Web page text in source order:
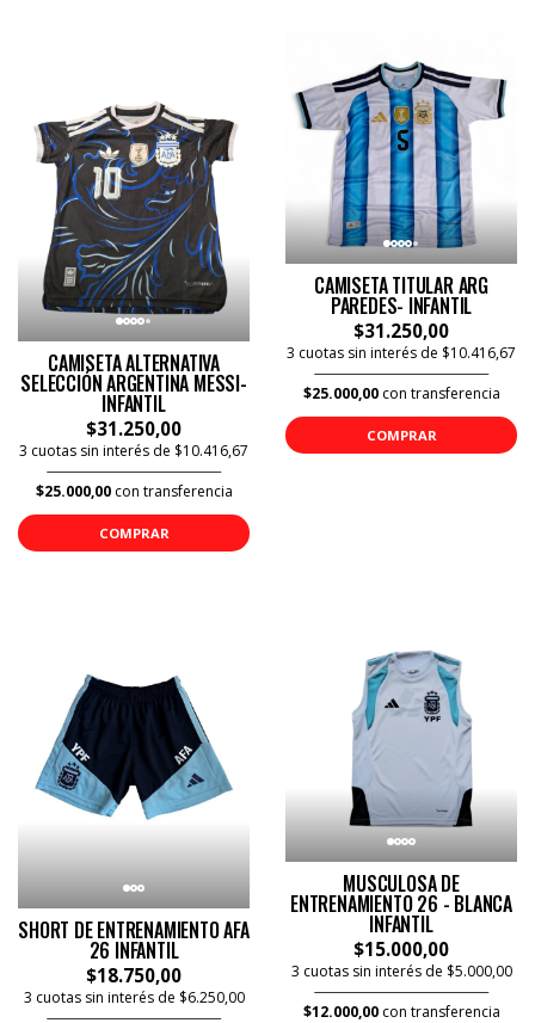
CAMISETA ALTERNATIVA
SELECCIÓN ARGENTINA MESSI-
INFANTIL
$31.250,00
3 cuotas sin interés de $10.416,67
$25.000,00con transferencia
COMPRAR
CAMISETA TITULAR ARG
PAREDES- INFANTIL
$31.250,00
3 cuotas sin interés de $10.416,67
$25.000,00con transferencia
COMPRAR
SHORT DE ENTRENAMIENTO AFA
26 INFANTIL
$18.750,00
3 cuotas sin interés de $6.250,00
MUSCULOSA DE
ENTRENAMIENTO 26 - BLANCA
INFANTIL
$15.000,00
3 cuotas sin interés de $5.000,00
$12.000,00con transferencia